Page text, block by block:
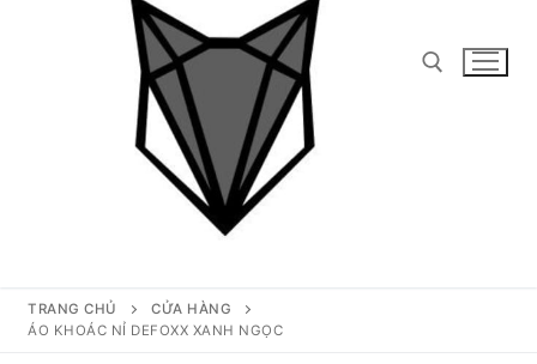
Tìm kiếm cho:
TRANG CHỦ
CỬA HÀNG
ÁO KHOÁC NỈ DEFOXX XANH NGỌC